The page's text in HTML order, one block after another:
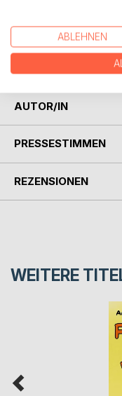
Frau Heller, Mira
Scheuerer, Annett
Böhm, Clemens
AUTOR/IN
PRESSESTIMMEN
REZENSIONEN
WEITERE
ABLEHNEN